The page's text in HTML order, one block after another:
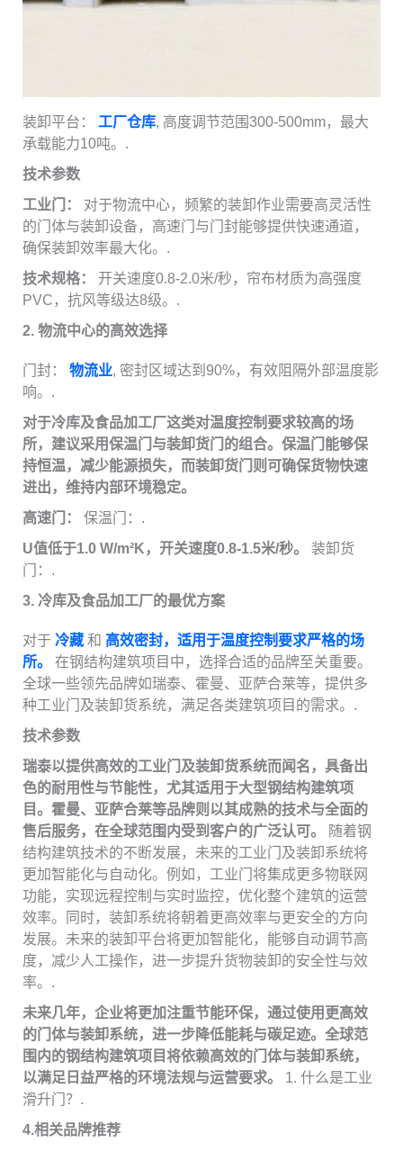
装卸平台： 工厂仓库, 高度调节范围300-500mm，最大
承载能力10吨。.
技术参数
工业门：
对于物流中心，频繁的装卸作业需要高灵活性
的门体与装卸设备，高速门与门封能够提供快速通道，
确保装卸效率最大化。.
技术规格： 开关速度0.8-2.0米/秒，帘布材质为高强度
PVC，抗风等级达8级。.
2. 物流中心的高效选择
门封： 物流业, 密封区域达到90%，有效阻隔外部温度影
响。.
对于冷库及食品加工厂这类对温度控制要求较高的场
所，建议采用保温门与装卸货门的组合。保温门能够保
持恒温，减少能源损失，而装卸货门则可确保货物快速
进出，维持内部环境稳定。
高速门：
保温门：.
U值低于1.0 W/m²K，开关速度0.8-1.5米/秒。
装卸货
门：.
3. 冷库及食品加工厂的最优方案
对于 冷藏和 高效密封，适用于温度控制要求严格的场
所。
在钢结构建筑项目中，选择合适的品牌至关重要。
全球一些领先品牌如瑞泰、霍曼、亚萨合莱等，提供多
种工业门及装卸货系统，满足各类建筑项目的需求。.
技术参数
瑞泰以提供高效的工业门及装卸货系统而闻名，具备出
色的耐用性与节能性，尤其适用于大型钢结构建筑项
目。霍曼、亚萨合莱等品牌则以其成熟的技术与全面的
售后服务，在全球范围内受到客户的广泛认可。
随着钢
结构建筑技术的不断发展，未来的工业门及装卸系统将
更加智能化与自动化。例如，工业门将集成更多物联网
功能，实现远程控制与实时监控，优化整个建筑的运营
效率。同时，装卸系统将朝着更高效率与更安全的方向
发展。未来的装卸平台将更加智能化，能够自动调节高
度，减少人工操作，进一步提升货物装卸的安全性与效
率。.
未来几年，企业将更加注重节能环保，通过使用更高效
的门体与装卸系统，进一步降低能耗与碳足迹。全球范
围内的钢结构建筑项目将依赖高效的门体与装卸系统，
以满足日益严格的环境法规与运营要求。
1. 什么是工业
滑升门？.
4.相关品牌推荐